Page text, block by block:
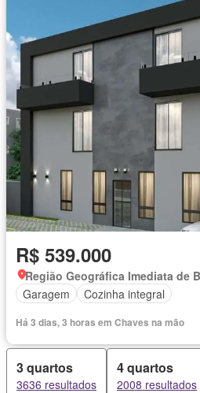
R$ 539.000
Garagem
Cozinha integral
Há 3 dias, 3 horas em Chaves na mão
3 quartos
3636 resultados
4 quartos
2008 resultados